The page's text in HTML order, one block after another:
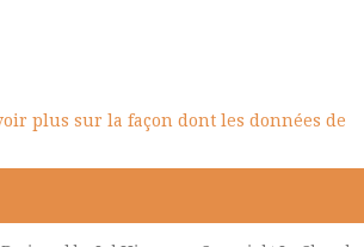
plus sur la façon dont les données de